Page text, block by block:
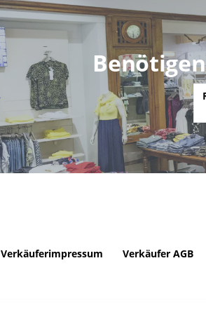
Verkäuferimpressum Verkäufer AGB